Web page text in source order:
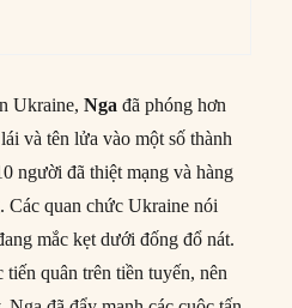
Ukraine,Nga đã phóng hơn
và tên lửa vào một số thành
người đã thiệt mạng và hàng
Các quan chức Ukraine nói
mắc kẹt dưới đống đổ nát.
quân trên tiền tuyến, nên